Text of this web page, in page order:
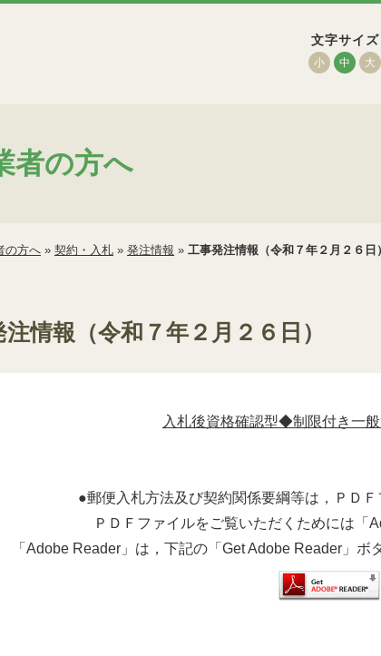
文字サイズ
小 中 大
者の方へ
の方へ » 契約・入札 » 発注情報 » 工事発注情報（令和７年２月２６日）
情報（令和７年２月２６日）
入札後資格確認型◆制限付き一
●郵便入札方法及び契約関係要綱等は，ＰＤＦ
ＰＤＦファイルをご覧いただくためには「
「Adobe Reader」は，下記の「Get Adobe Reader」ボ